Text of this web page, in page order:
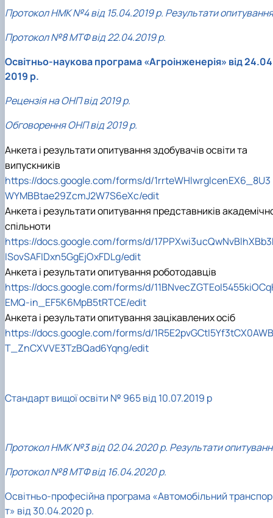
Протокол НМК №4 від 15.04.2019 р. Результати опитування
Протокол №8 МТФ від 22.04.2019 р.
Освітньо-наукова програма «Агроінженерія» від
2019 р.
Рецензія на ОНП від 2019 р.
Обговорення ОНП від 2019 р.
Анкета і результати опитування здобувачів освіти та
випускників
https://docs.google.com/forms/d/1rrteWHlwrglcenEX6_8U3
WYMBBtae29ZcmJ2W7S6eXc/edit
Анкета і результати опитування представників
спільноти
https://docs.google.com/forms/d/
ISovSAFIDxn5GgEjOxFDLg/edit
Анкета і результати опитування роботодавців
https://docs.google.com/forms/d/
EMQ-in_EF5K6MpB5tRTCE/edit
Анкета і результати опитування зацікавлених осіб
https://docs.google.com/forms/d/
T_ZnCXVVE3TzBQad6Yqng/edit
Стандарт вищої освіти № 965 від 10.07.2019 р
Протокол НМК №3 від 02.04.2020 р. Результати
Протокол №8 МТФ від 16.04.2020 р.
Освітньо-професійна програма «Автомобільний транспор
т» від 30.04.2020 р.